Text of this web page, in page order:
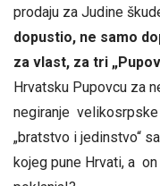
prodaju za Judine
dopustio, ne samo
za vlast, za tri
Hrvatsku Pupovcu za
negiranje
„bratstvo i jedinstvo“
kojeg pune Hrvati, a